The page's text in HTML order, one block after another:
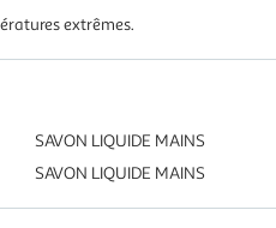
extrêmes.
SAVON LIQUIDE MAINS
SAVON LIQUIDE MAINS